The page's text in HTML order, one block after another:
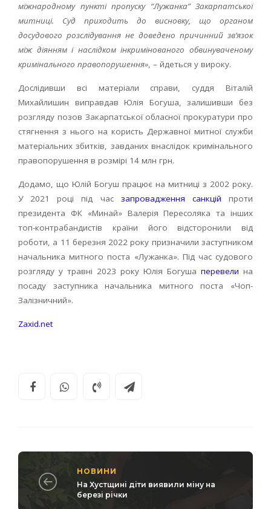
міжнародному пункті пропуску “Лужанка” Закарпатської
митниці. Суд приходить до висновку, що органом
досудового розслідування не доведено причинний зв’язок
між діянням і наслідком інкримінованого обвинуваченому
кримінального правопорушення», – йдеться у вироку.
Дослідивши всі матеріали справи, суддя Віталій
Михайлишин виправдав Юлія Богуша, залишивши без
розгляду позов Закарпатської обласної прокуратури про
стягнення з нього на користь Державної митної служби
матеріальних збитків, завданих внаслідок кримінального
правопорушення в розмірі 14 млн грн.
Додамо, що Юлій Богуш працює на митниці з 2002 року.
У 2021 році під час запровадження санкцій проти
президента ФК «Минай» Валерія Пересоляка та інших
топ-контрабандистів країни його відсторонили від
роботи, а 11 березня 2022 року призначили заступником
начальника митного поста «Лужанка». Під час судового
розгляду у травні 2023 року Юлія Богуша перевели на
посаду заступника начальника митного поста «Чоп-
Залізничний».
Zaxid.net
НОВИНИ
На Хустщині діти виявили міну на
березі річки